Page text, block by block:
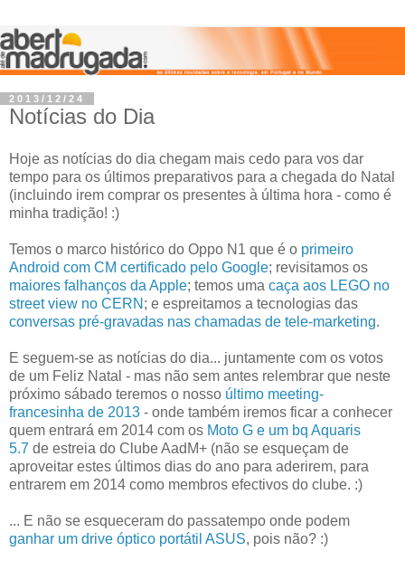
2013/12/24
Notícias do Dia
Hoje as notícias do dia chegam mais cedo para vos dar
tempo para os últimos preparativos para a chegada do Natal
(incluindo irem comprar os presentes à última hora - como é
minha tradição! :)
Temos o marco histórico do Oppo N1 que é o primeiro
Android com CM certificado pelo Google; revisitamos os
maiores falhanços da Apple; temos uma caça aos LEGO no
street view no CERN ; e espreitamos a tecnologias das
conversas pré-gravadas nas chamadas de tele-marketing.
E seguem-se as notícias do dia... juntamente com os votos
de um Feliz Natal - mas não sem antes relembrar que neste
próximo sábado teremos o nosso último meeting-
francesinha de 2013 - onde também iremos ficar a conhecer
quem entrará em 2014 com os Moto G e um bq Aquaris
5.7 de estreia do Clube AadM+ (não se esqueçam de
aproveitar estes últimos dias do ano para aderirem, para
entrarem em 2014 como membros efectivos do clube. :)
... E não se esqueceram do passatempo onde podem
ganhar um drive óptico portátil ASUS, pois não? :)